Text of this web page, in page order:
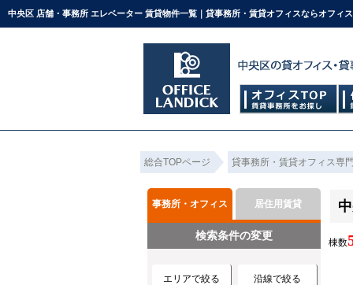
中央区 店舗・事務所 エレベーター 賃貸物件一覧｜貸事務所・賃貸オフィスならオフィ
総合TOPページ 貸事務所・賃貸オフィス専
棟数
事務所・オフィス 居住用賃貸
検索条件の変更
エリアで絞る 沿線で絞る